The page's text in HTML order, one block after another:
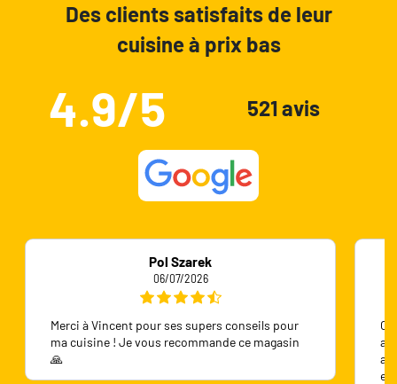
Des clients satisfaits de leur
cuisine à prix bas
4.9/5 521 avis
Pol Szarek
06/07/2026
Merci à Vincent pour ses supers conseils pour
ma cuisine ! Je vous recommande ce magasin
🙏